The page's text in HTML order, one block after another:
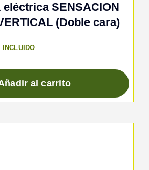
eléctrica SENSACION
(Doble cara)
INCLUIDO
al carrito